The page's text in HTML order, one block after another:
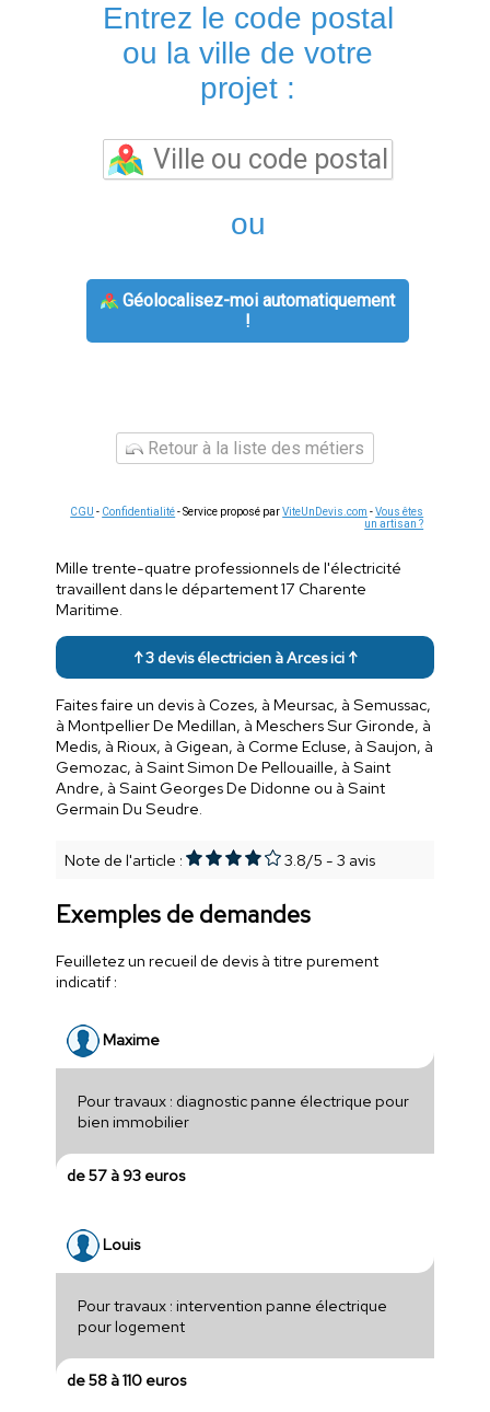
Entrez le code postal
ou la ville de votre
projet :
ou
Géolocalisez-moi automatiquement
!
Retour à la liste des métiers
CGU - Confidentialité- Service proposé parViteUnDevis.com -Vous êtes
un artisan ?
Mille trente-quatre professionnels de l'électricité
travaillent dans le département 17 Charente
Maritime.
↑ 3 devis électricien à Arces ici ↑
Faites faire un devis à Cozes, à Meursac, à Semussac,
à Montpellier De Medillan, à Meschers Sur Gironde, à
Medis, à Rioux, à Gigean, à Corme Ecluse, à Saujon, à
Gemozac, à Saint Simon De Pellouaille, à Saint
Andre, à Saint Georges De Didonne ou à Saint
Germain Du Seudre.
Note de l'article : 3.8/5 - 3 avis
Exemples de demandes
Feuilletez un recueil de devis à titre purement
indicatif :
Maxime
Pour travaux : diagnostic panne électrique pour
bien immobilier
de 57 à 93 euros
Louis
Pour travaux : intervention panne électrique
pour logement
de 58 à 110 euros